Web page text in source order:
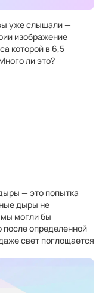
уже слышали —
изображение
которой в 6,5
ли это?
— это попытка
дыры не
мы могли бы
после определенной
свет поглощается